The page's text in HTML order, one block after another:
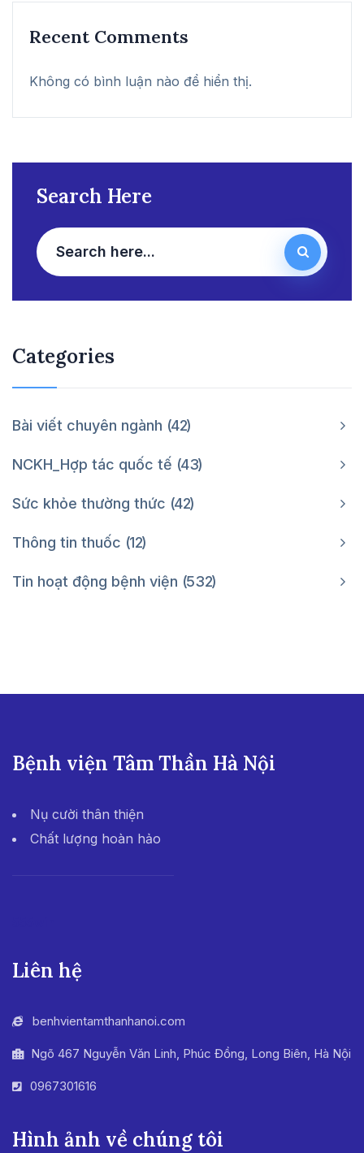
Recent Comments
Không có bình luận nào để hiển thị.
Search Here
Categories
Bài viết chuyên ngành 42
NCKH_Hợp tác quốc tế 43
Sức khỏe thường thức 42
Thông tin thuốc 12
Tin hoạt động bệnh viện 532
Bệnh viện Tâm Thần Hà Nội
Nụ cười thân thiện
Chất lượng hoàn hảo
Liên hệ
benhvientamthanhanoi.com
Ngõ 467 Nguyễn Văn Linh, Phúc Đồng, Long Biên, Hà Nội
0967301616
Hình ảnh về chúng tôi